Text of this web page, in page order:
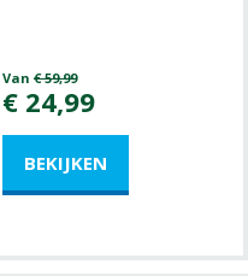
Van € 59,99
€ 24,99